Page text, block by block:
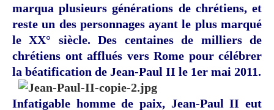
marqua plusieurs générations de chrétiens, et
reste un des personnages ayant le plus marqué
le XX° siècle. Des centaines de milliers de
chrétiens ont afflués vers Rome pour célébrer
la béatification de Jean-Paul II le 1er mai 2011.
Infatigable homme de paix, Jean-Paul II eut